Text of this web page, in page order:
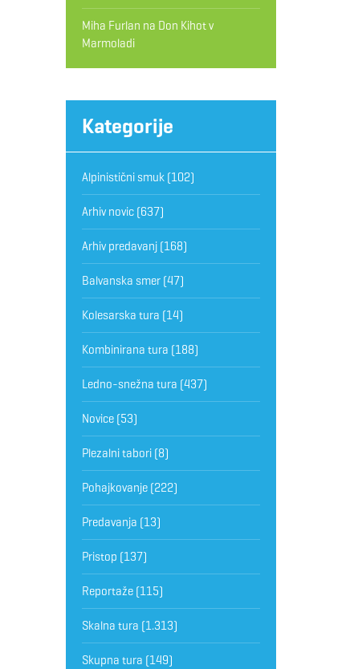
Miha Furlan na Don Kihot v
Marmoladi
Kategorije
Alpinistični smuk(102)
Arhiv novic(637)
Arhiv predavanj(168)
Balvanska smer(47)
Kolesarska tura (14)
Kombinirana tura (188)
Ledno-snežna tura (437)
Novice(53)
Plezalni tabori(8)
Pohajkovanje(222)
Predavanja (13)
Pristop (137)
Reportaže(115)
Skalna tura (1.313)
Skupna tura (149)